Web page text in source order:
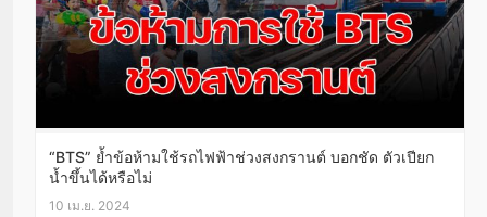
“BTS” ย้ำข้อห้ามใช้รถไฟฟ้าช่วงสงกรานต์ บอกชัด ตัวเปียก
น้ำขึ้นได้หรือไม่
10 เม.ย. 2024